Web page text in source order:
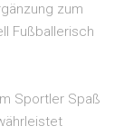
zum
Fußballerisch
Sportler Spaß